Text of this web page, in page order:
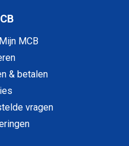
MCB
& betalen
vragen